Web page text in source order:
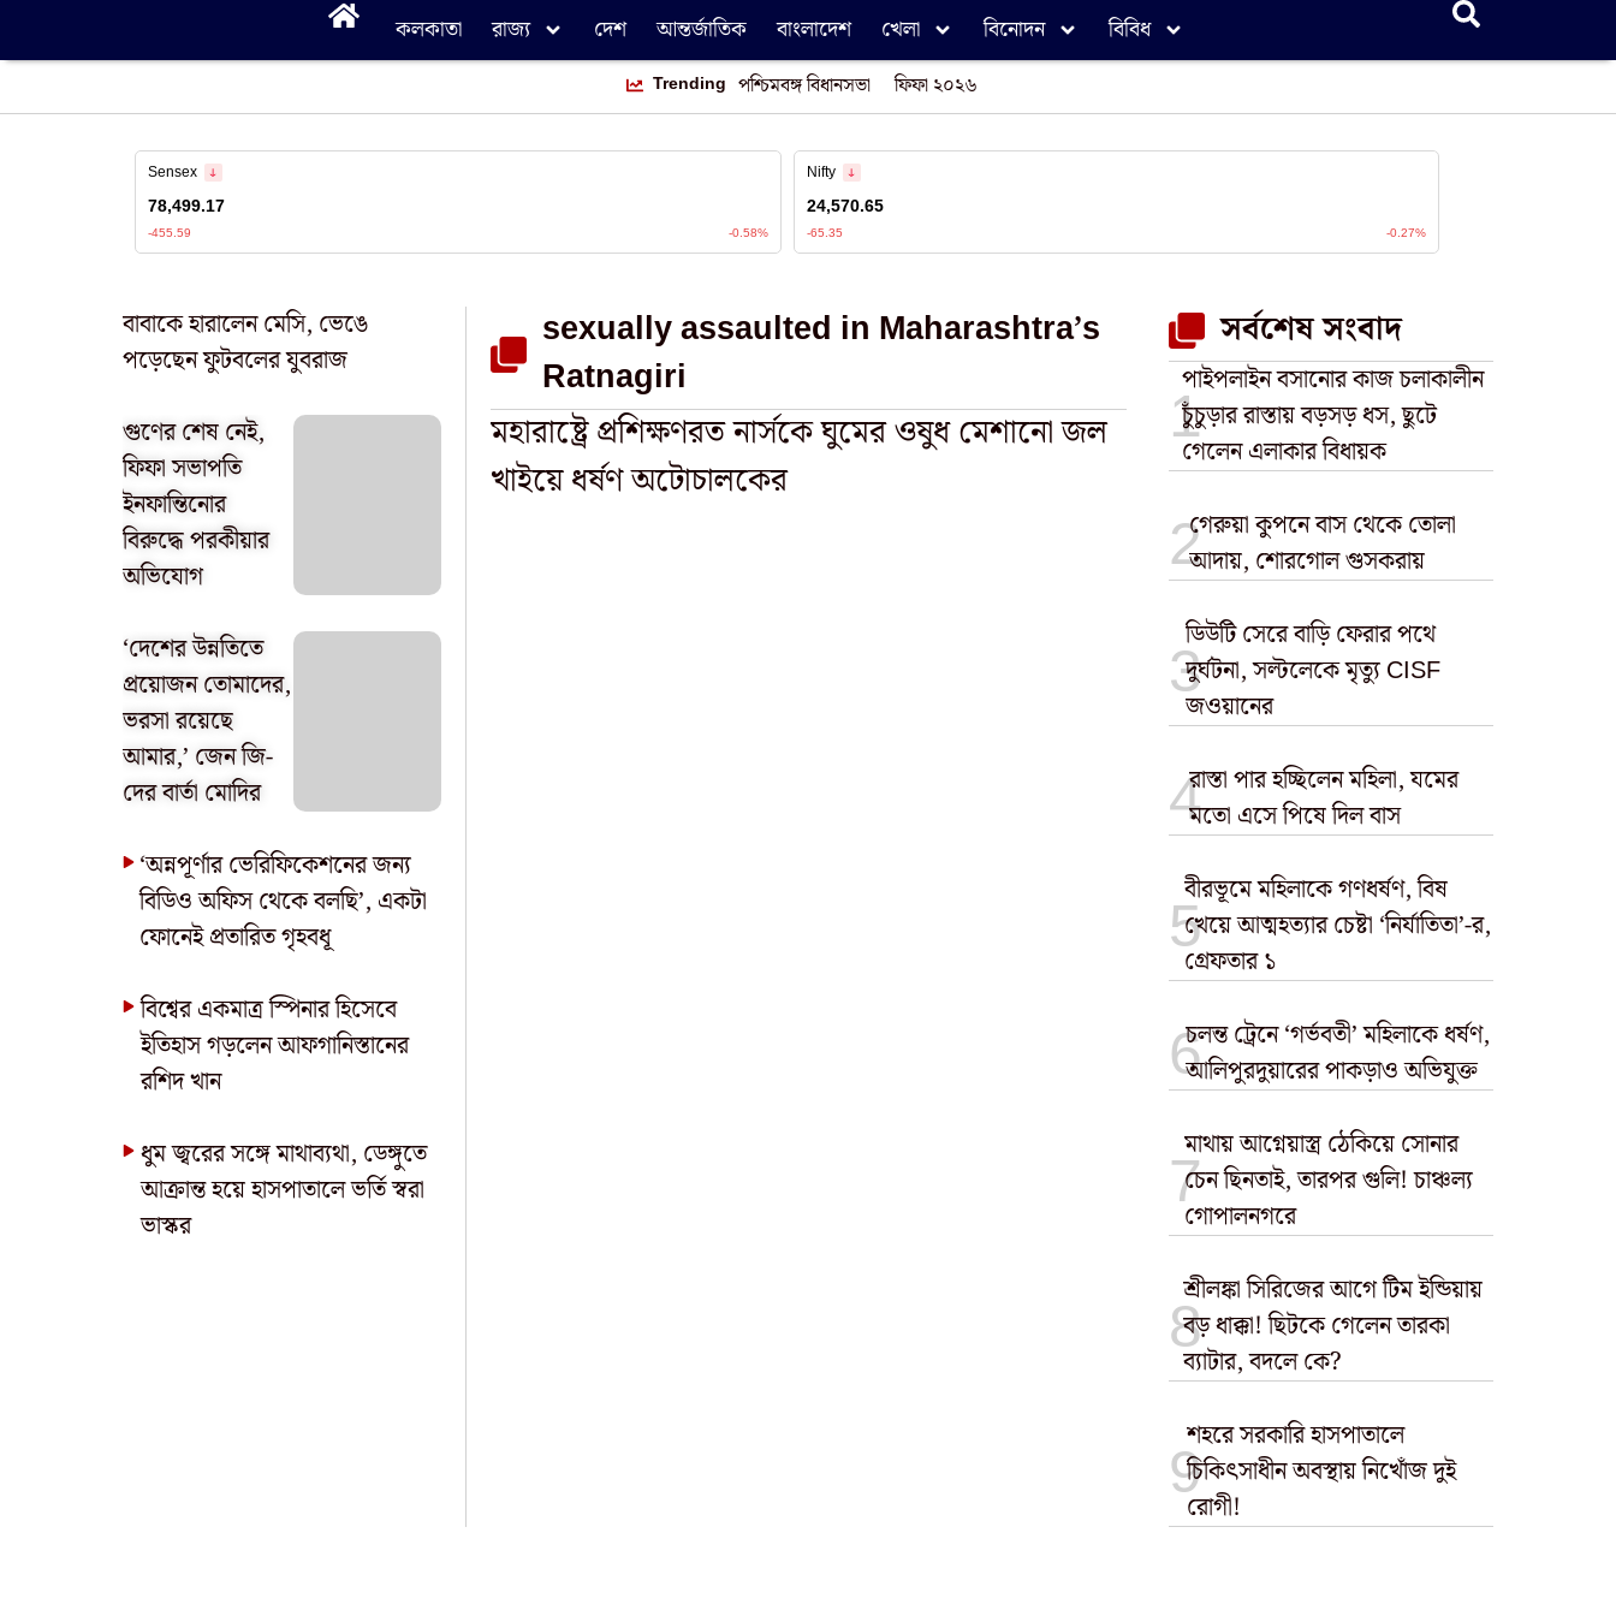
কলকাতা রাজ্য দেশ আন্তর্জাতিক বাংলাদেশ খেলা বিনোদন বিবিধ
Trending পশ্চিমবঙ্গ বিধানসভা ফিফা ২০২৬
বাবাকে হারালেন মেসি, ভেঙে
পড়েছেন ফুটবলের যুবরাজ
গুণের শেষ নেই,
ফিফা সভাপতি
ইনফান্তিনোর
বিরুদ্ধে পরকীয়ার
অভিযোগ
‘দেশের উন্নতিতে
প্রয়োজন তোমাদের,
ভরসা রয়েছে
আমার,’ জেন জি-
দের বার্তা মোদির
‘অন্নপূর্ণার ভেরিফিকেশনের জন্য
বিডিও অফিস থেকে বলছি’, একটা
ফোনেই প্রতারিত গৃহবধূ
বিশ্বের একমাত্র স্পিনার হিসেবে
ইতিহাস গড়লেন আফগানিস্তানের
রশিদ খান
ধুম জ্বরের সঙ্গে মাথাব্যথা, ডেঙ্গুতে
আক্রান্ত হয়ে হাসপাতালে ভর্তি স্বরা
ভাস্কর
sexually assaulted in Maharashtra’s
Ratnagiri
মহারাষ্ট্রে প্রশিক্ষণরত নার্সকে ঘুমের ওষুধ মেশানো জল
খাইয়ে ধর্ষণ অটোচালকের
সর্বশেষ সংবাদ
পাইপলাইন বসানোর কাজ চলাকালীন
চুঁচুড়ার রাস্তায় বড়সড় ধস, ছুটে
গেলেন এলাকার বিধায়ক
গেরুয়া কুপনে বাস থেকে তোলা
আদায়, শোরগোল গুসকরায়
ডিউটি সেরে বাড়ি ফেরার পথে
দুর্ঘটনা, সল্টলেকে মৃত্যু CISF
জওয়ানের
রাস্তা পার হচ্ছিলেন মহিলা, যমের
মতো এসে পিষে দিল বাস
বীরভূমে মহিলাকে গণধর্ষণ, বিষ
খেয়ে আত্মহত্যার চেষ্টা ‘নির্যাতিতা’-র,
গ্রেফতার ১
চলন্ত ট্রেনে ‘গর্ভবতী’ মহিলাকে ধর্ষণ,
আলিপুরদুয়ারের পাকড়াও অভিযুক্ত
মাথায় আগ্নেয়াস্ত্র ঠেকিয়ে সোনার
চেন ছিনতাই, তারপর গুলি! চাঞ্চল্য
গোপালনগরে
শ্রীলঙ্কা সিরিজের আগে টিম ইন্ডিয়ায়
বড় ধাক্কা! ছিটকে গেলেন তারকা
ব্যাটার, বদলে কে?
শহরে সরকারি হাসপাতালে
চিকিৎসাধীন অবস্থায় নিখোঁজ দুই
রোগী!